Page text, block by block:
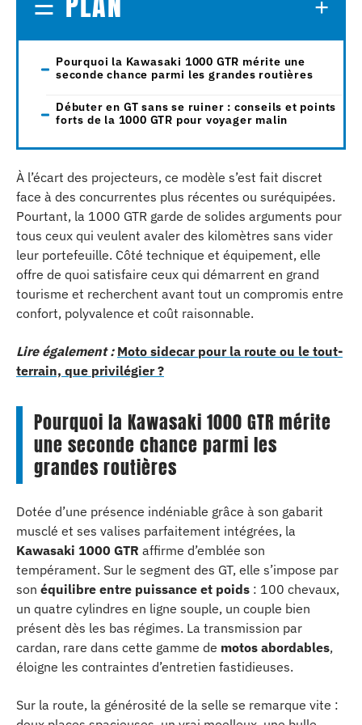
Pourquoi la Kawasaki 1000 GTR mérite une
seconde chance parmi les grandes routières
Débuter en GT sans se ruiner : conseils et points
forts de la 1000 GTR pour voyager malin
À l’écart des projecteurs, ce modèle s’est fait discret
face à des concurrentes plus récentes ou suréquipées.
Pourtant, la 1000 GTR garde de solides arguments pour
tous ceux qui veulent avaler des kilomètres sans vider
leur portefeuille. Côté technique et équipement, elle
offre de quoi satisfaire ceux qui démarrent en grand
tourisme et recherchent avant tout un compromis entre
confort, polyvalence et coût raisonnable.
Lire également : Moto sidecar pour la route ou le tout-
terrain, que privilégier ?
Pourquoi la Kawasaki 1000 GTR mérite
une seconde chance parmi les
grandes routières
Dotée d’une présence indéniable grâce à son gabarit
musclé et ses valises parfaitement intégrées, la
Kawasaki 1000 GTR affirme d’emblée son
tempérament. Sur le segment des GT, elle s’impose par
son équilibre entre puissance et poids : 100 chevaux,
un quatre cylindres en ligne souple, un couple bien
présent dès les bas régimes. La transmission par
cardan, rare dans cette gamme de motos abordables,
éloigne les contraintes d’entretien fastidieuses.
Sur la route, la générosité de la selle se remarque vite :